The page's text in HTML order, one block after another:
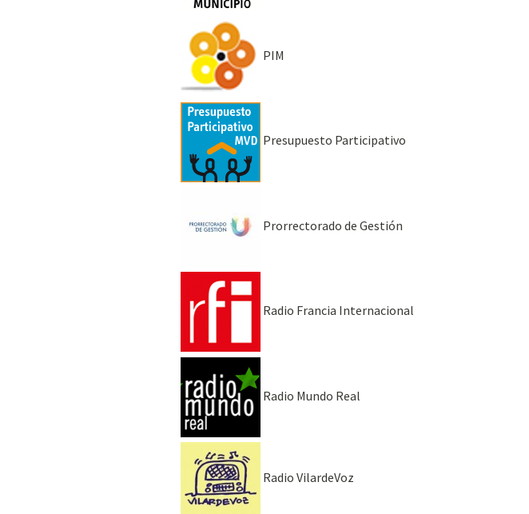
PIM
Presupuesto Participativo
Prorrectorado de Gestión
Radio Francia Internacional
Radio Mundo Real
Radio VilardeVoz